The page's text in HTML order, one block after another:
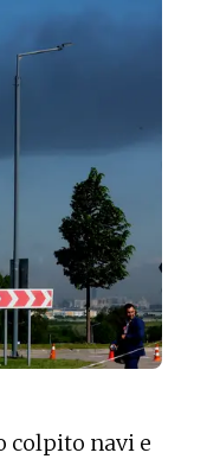
colpito navi e